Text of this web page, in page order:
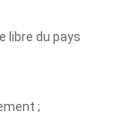
libre du pays
;